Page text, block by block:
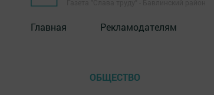
Главная Рекламодателям
ОБЩЕСТВО